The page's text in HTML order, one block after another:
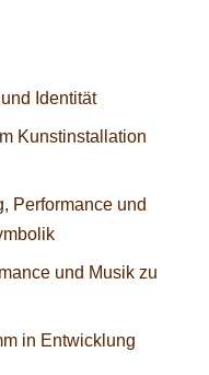
Identität
Kunstinstallation
Performance und
und Musik zu
in Entwicklung